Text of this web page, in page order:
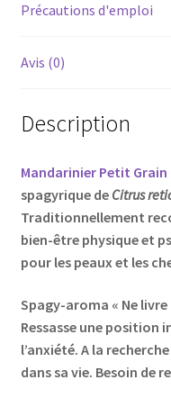
Précautions d'emploi
Avis (0)
Description
Mandarinier Petit Grain
spagyrique de Citrus
Traditionnellement
bien-être physique et
pour les peaux et les
Spagy-aroma « Ne
Ressasse une position
l’anxiété. A la
dans sa vie. Besoin de